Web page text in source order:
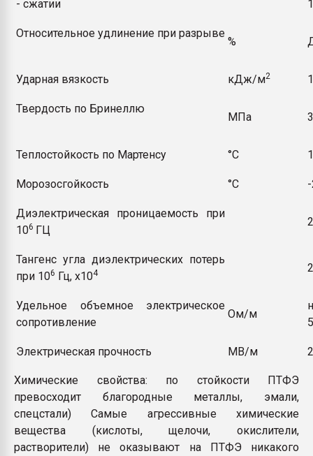
- сжатии
Относительное удлинение при разрыве
%
Ударная вязкость кДж/м2
Твердость по Бринеллю
МПа
Теплостойкость по Мартенсу °С
Морозосгойкость °С
Диэлектрическая проницаемость при
106 ГЦ
Тангенс угла диэлектрических потерь
при 106 Гц, х104
Удельное объемное электрическое
сопротивление
Ом/м
Электрическая прочность МВ/м
Химические свойства: по стойкости ПТФЭ
превосходит благородные металлы, эмали,
спецстали) Самые агрессивные химические
вещества (кислоты, щелочи, окислители,
растворители) не оказывают на ПТФЭ никакого